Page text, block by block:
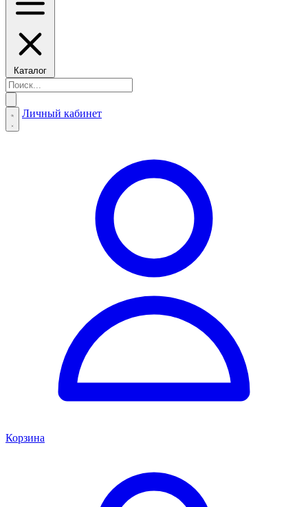
Каталог
Личный кабинет
Корзина